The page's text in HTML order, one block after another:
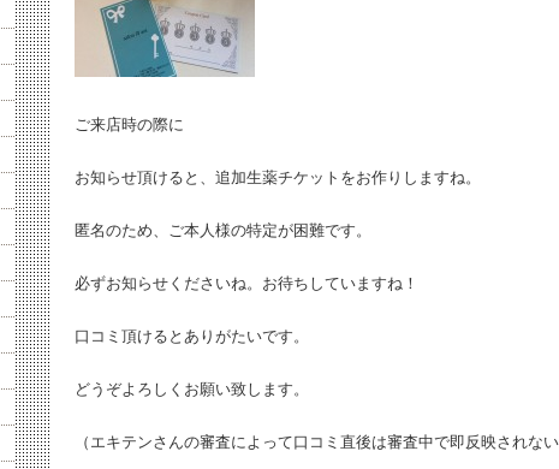
ご来店時の際に
お知らせ頂けると、追加生薬チケットをお作りしますね。
匿名のため、ご本人様の特定が困難です。
必ずお知らせくださいね。お待ちしていますね！
口コミ頂けるとありがたいです。
どうぞよろしくお願い致します。
（エキテンさんの審査によって口コミ直後は審査中で即反映されな